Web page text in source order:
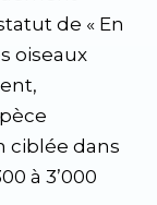
de « En
oiseaux
ciblée dans
à 3’000